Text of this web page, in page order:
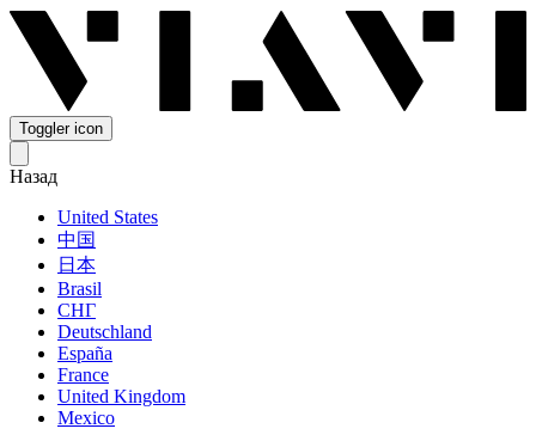
Toggler icon
Назад
United States
中国
日本
Brasil
СНГ
Deutschland
España
France
United Kingdom
Mexico